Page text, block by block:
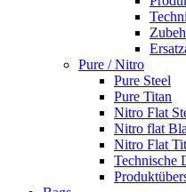
Pure / Nitro
Pure Steel
Pure Titan
Nitro Flat
Nitro flat
Nitro Flat
Technische